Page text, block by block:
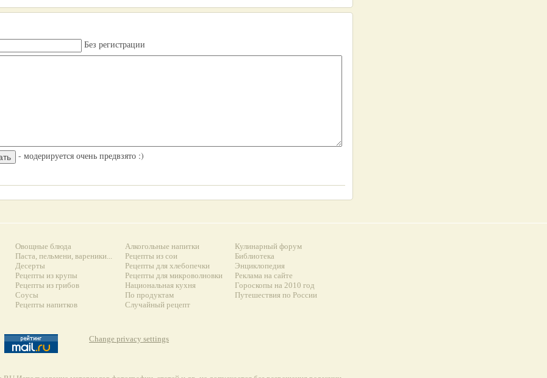
Без регистрации
- модерируется очень предвзято :)
Овощные блюда
Паста, пельмени, вареники...
Десерты
Рецепты из крупы
Рецепты из грибов
Соусы
Рецепты напитков
Алкогольные напитки
Рецепты из сои
Рецепты для хлебопечки
Рецепты для микроволновки
Национальная кухня
По продуктам
Случайный рецепт
Кулинарный форум
Библиотека
Энциклопедия
Реклама на сайте
Гороскопы на 2010 год
Путешествия по России
Change privacy settings